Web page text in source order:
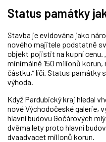
Status památky
Stavba je evidována jako
nového majitele podstatně
objekt pojistit na kupní cenu.
minimálně 150 milionů
částku,“ líčí. Status památky
výhoda.
Když Pardubický kraj hledal
nové Východočeské galerie,
hlavní budovu Gočárových
dvěma lety proto hlavní
dvaadvacet milionů korun.